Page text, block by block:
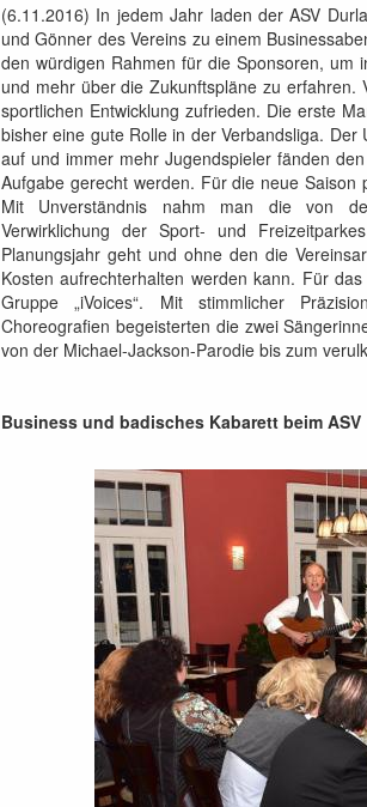
(6.11.2016) In jedem Jahr laden der ASV
und Gönner des Vereins zu einem
den würdigen Rahmen für die Sponsoren, um
und mehr über die Zukunftspläne zu
sportlichen Entwicklung zufrieden. Die erste
bisher eine gute Rolle in der Verbandsliga.
auf und immer mehr Jugendspieler fänden
Aufgabe gerecht werden. Für die neue
Mit Unverständnis nahm man die von
Verwirklichung der Sport- und
Planungsjahr geht und ohne den die
Kosten aufrechterhalten werden kann. Für
Gruppe „iVoices“. Mit stimmlicher
Choreografien begeisterten die zwei
von der Michael-Jackson-Parodie bis zum
Business und badisches Kabarett beim ASV